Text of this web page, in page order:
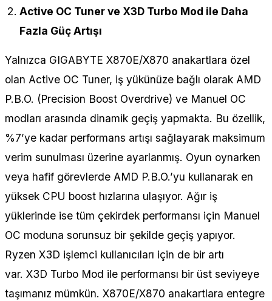
Active OC Tuner ve X3D Turbo Mod ile Daha
Fazla Güç Artışı
Yalnızca GIGABYTE X870E/X870 anakartlara özel
olan Active OC Tuner, iş yükünüze bağlı olarak AMD
P.B.O. (Precision Boost Overdrive) ve Manuel OC
modları arasında dinamik geçiş yapmakta. Bu özellik,
%7’ye kadar performans artışı sağlayarak maksimum
verim sunulması üzerine ayarlanmış. Oyun oynarken
veya hafif görevlerde AMD P.B.O.’yu kullanarak en
yüksek CPU boost hızlarına ulaşıyor. Ağır iş
yüklerinde ise tüm çekirdek performansı için Manuel
OC moduna sorunsuz bir şekilde geçiş yapıyor.
Ryzen X3D işlemci kullanıcıları için de bir artı
var. X3D Turbo Mod ile performansı bir üst seviyeye
taşımanız mümkün. X870E/X870 anakartlara entegre